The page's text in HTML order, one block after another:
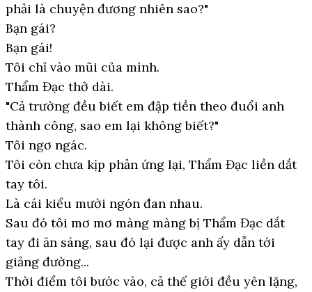
phải là chuyện đương nhiên sao?"
Bạn gái?
Bạn gái!
Tôi chỉ vào mũi của mình.
Thẩm Đạc thở dài.
"Cả trường đều biết em đập tiền theo đuổi anh
thành công, sao em lại không biết?"
Tôi ngơ ngác.
Tôi còn chưa kịp phản ứng lại, Thẩm Đạc liền dắt
tay tôi.
Là cái kiểu mười ngón đan nhau.
Sau đó tôi mơ mơ màng màng bị Thẩm Đạc dắt
tay đi ăn sáng, sau đó lại được anh ấy dẫn tới
giảng đường...
Thời điểm tôi bước vào, cả thế giới đều yên lặng,